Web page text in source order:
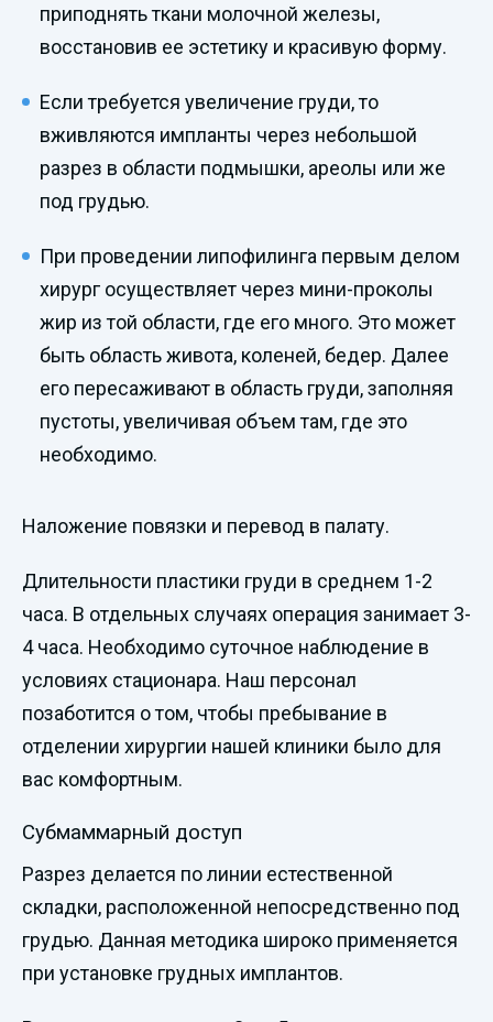
приподнять ткани молочной железы,
восстановив ее эстетику и красивую форму.
Если требуется увеличение груди, то
вживляются импланты через небольшой
разрез в области подмышки, ареолы или же
под грудью.
При проведении липофилинга первым делом
хирург осуществляет через мини-проколы
жир из той области, где его много. Это может
быть область живота, коленей, бедер. Далее
его пересаживают в область груди, заполняя
пустоты, увеличивая объем там, где это
необходимо.
Наложение повязки и перевод в палату.
Длительности пластики груди в среднем 1-2
часа. В отдельных случаях операция занимает 3-
4 часа. Необходимо суточное наблюдение в
условиях стационара. Наш персонал
позаботится о том, чтобы пребывание в
отделении хирургии нашей клиники было для
вас комфортным.
Субмаммарный доступ
Разрез делается по линии естественной
складки, расположенной непосредственно под
грудью. Данная методика широко применяется
при установке грудных имплантов.